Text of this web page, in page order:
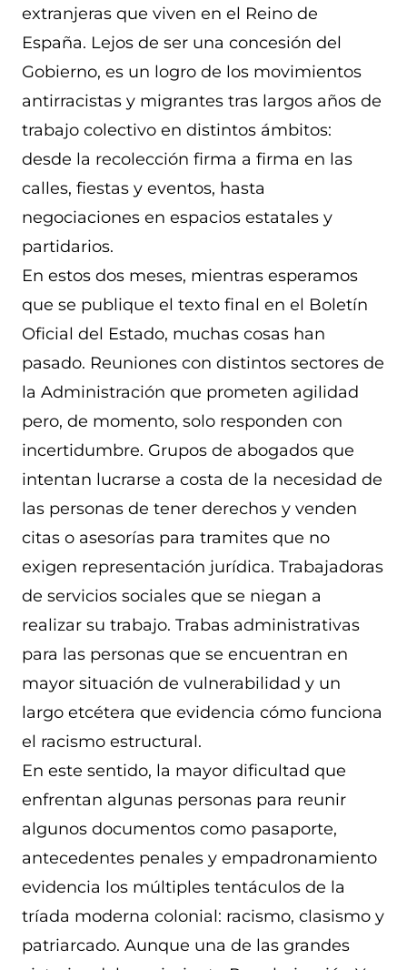
extranjeras que viven en el Reino de
España. Lejos de ser una concesión del
Gobierno, es un logro de los movimientos
antirracistas y migrantes tras largos años de
trabajo colectivo en distintos ámbitos:
desde la recolección firma a firma en las
calles, fiestas y eventos, hasta
negociaciones en espacios estatales y
partidarios.
En estos dos meses, mientras esperamos
que se publique el texto final en el Boletín
Oficial del Estado, muchas cosas han
pasado. Reuniones con distintos sectores de
la Administración que prometen agilidad
pero, de momento, solo responden con
incertidumbre. Grupos de abogados que
intentan lucrarse a costa de la necesidad de
las personas de tener derechos y venden
citas o asesorías para tramites que no
exigen representación jurídica. Trabajadoras
de servicios sociales que se niegan a
realizar su trabajo. Trabas administrativas
para las personas que se encuentran en
mayor situación de vulnerabilidad y un
largo etcétera que evidencia cómo funciona
el racismo estructural.
En este sentido, la mayor dificultad que
enfrentan algunas personas para reunir
algunos documentos como pasaporte,
antecedentes penales y empadronamiento
evidencia los múltiples tentáculos de la
tríada moderna colonial: racismo, clasismo y
patriarcado. Aunque una de las grandes